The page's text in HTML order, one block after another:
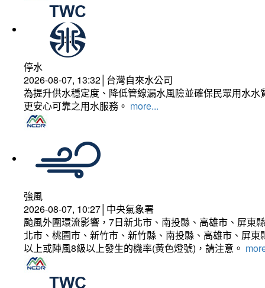
停水
2026-08-07, 13:32│台灣自來水公司
為提升供水穩定度、降低管線漏水風險並確保民眾用水
更安心可靠之用水服務。 more...
強風
2026-08-07, 10:27│中央氣象署
颱風外圍環流影響，7日新北市、南投縣、高雄市、屏東
北市、桃園市、新竹市、新竹縣、南投縣、高雄市、屏
以上或陣風8級以上發生的機率(黃色燈號)，請注意。